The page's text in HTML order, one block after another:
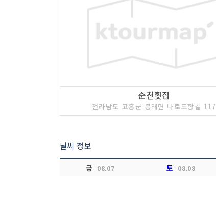
순천횟집
전라남도 고흥군 봉래면 나로도항길 117
날씨 정보
금 08.07 토 08.08